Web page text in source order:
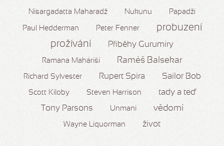
Nisargadatta Maharadž Nukunu Papadží
Paul Hedderman Peter Fenner
probuzení
prožívání
Příběhy Gurumíry
Ramana Maháriši Raméš Balsekar
Richard Sylvester Rupert Spira Sailor Bob
Scott Kiloby Steven Harrison tady a teď
Tony Parsons Unmani vědomí
Wayne Liquorman život